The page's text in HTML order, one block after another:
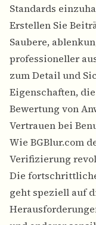
Standards
Erstellen Sie
Saubere,
professioneller
zum Detail und
Eigenschaften,
Bewertung von
Vertrauen bei
Wie BGBlur.com
Verifizierung
Die
geht speziell auf